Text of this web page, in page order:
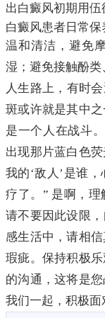
出白癜风初期用伍
白癜风患者日常保
温和清洁，避免
湿；避免接触酚类
人生路上，有时
斑或许就是其中
是一个人在战斗
出现那片蓝白色
我的‘敌人’是谁
疗了。” 是啊，理
请不要因此设限
感生活中，请相
瑕疵。保持积极
的沟通，这将是
我们一起，积极面